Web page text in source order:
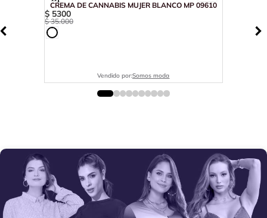
CREMA DE CANNABIS MUJER BLANCO MP 09610
$ 5300
$ 35.000
Vendido por:Somos moda